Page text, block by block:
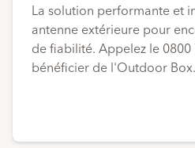
La solution performante et
antenne extérieure pour
de fiabilité. Appelez le
bénéficier de l'Outdoor Box.